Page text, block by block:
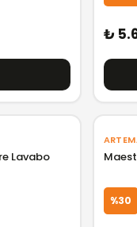
₺
Lavabo
%30